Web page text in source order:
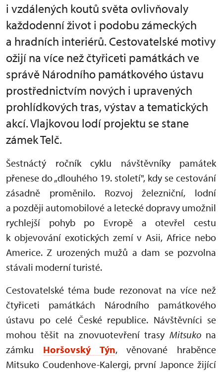
i vzdálených koutů světa ovlivňovaly
každodenní život i podobu zámeckých
a hradních interiérů. Cestovatelské motivy
ožijí na více než čtyřiceti památkách ve
správě Národního památkového ústavu
prostřednictvím nových i upravených
prohlídkových tras, výstav a tematických
akcí. Vlajkovou lodí projektu se stane
zámek Telč.
Šestnáctý ročník cyklu návštěvníky památek
přenese do „dlouhého 19. století", kdy se cestování
zásadně proměnilo. Rozvoj železniční, lodní
a později automobilové a letecké dopravy umožnil
rychlejší pohyb po Evropě a otevřel cestu
k objevování exotických zemí v Asii, Africe nebo
Americe. Z urozených mužů a dam se pozvolna
stávali moderní turisté.
Cestovatelské téma bude rezonovat na více než
čtyřiceti památkách Národního památkového
ústavu po celé České republice. Návštěvníci se
mohou těšit na znovuotevření trasy Mitsukona
zámku Horšovský Týn, věnované hraběnce
Mitsuko Coudenhove-Kalergi, první Japonce žijící